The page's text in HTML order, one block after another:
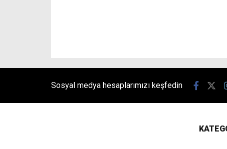
Sosyal medya hesaplarımızı keşfedin